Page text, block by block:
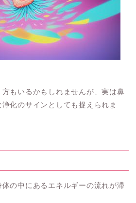
方もいるかもしれませんが、実は鼻
化のサインとしても捉えられま
の中にあるエネルギーの流れが滞